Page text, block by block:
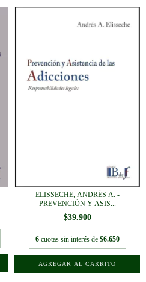
ELISSECHE, ANDRÉS A. -
PREVENCIÓN Y ASIS...
$39.900
6 cuotas sin interés de $6.650